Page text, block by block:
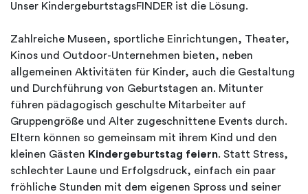
Unser KindergeburtstagsFINDER ist die Lösung.
Zahlreiche Museen, sportliche Einrichtungen, Theater,
Kinos und Outdoor-Unternehmen bieten, neben
allgemeinen Aktivitäten für Kinder, auch die Gestaltung
und Durchführung von Geburtstagen an. Mitunter
führen pädagogisch geschulte Mitarbeiter auf
Gruppengröße und Alter zugeschnittene Events durch.
Eltern können so gemeinsam mit ihrem Kind und den
kleinen Gästen Kindergeburtstag feiern. Statt Stress,
schlechter Laune und Erfolgsdruck, einfach ein paar
fröhliche Stunden mit dem eigenen Spross und seiner